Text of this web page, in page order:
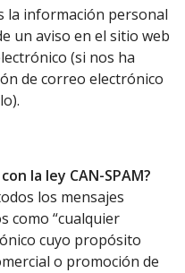
la información personal
un aviso en el sitio web
(si nos ha
de correo electrónico
la ley CAN-SPAM?
los mensajes
como “cualquier
cuyo propósito
o promoción de